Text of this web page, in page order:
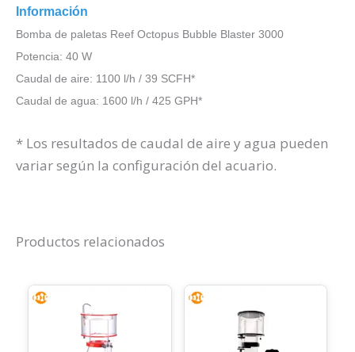
Información
Bomba de paletas Reef Octopus Bubble Blaster 3000
Potencia: 40 W
Caudal de aire: 1100 l/h / 39 SCFH*
Caudal de agua: 1600 l/h / 425 GPH*
* Los resultados de caudal de aire y agua pueden
variar según la configuración del acuario.
Productos relacionados